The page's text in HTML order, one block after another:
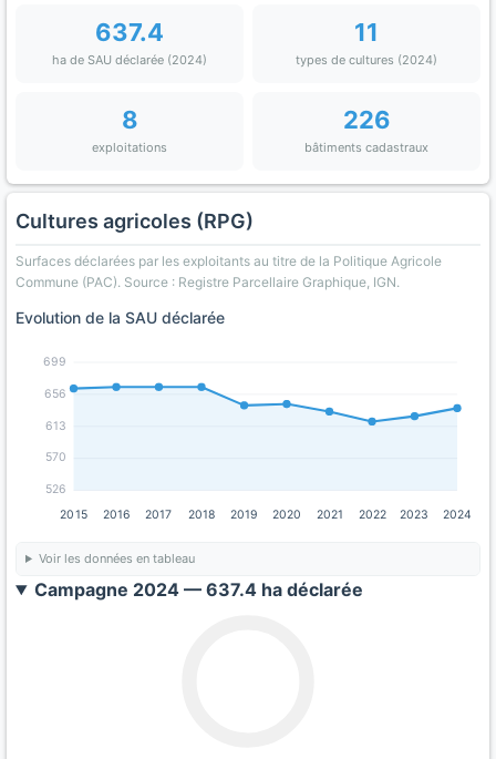
637.4
ha de SAU déclarée (2024)
11
types de cultures (2024)
8
exploitations
226
bâtiments cadastraux
Cultures agricoles (RPG)
Surfaces déclarées par les exploitants au titre de la Politique Agricole
Commune (PAC). Source : Registre Parcellaire Graphique, IGN.
Evolution de la SAU déclarée
526
570
613
656
699
2015 2016 2017 2018 2019 2020 2021 2022 2023 2024
Voir les données en tableau
Campagne 2024 — 637.4 ha déclarée